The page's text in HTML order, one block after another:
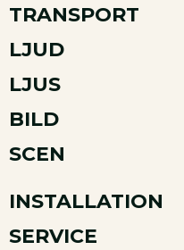
TRANSPORT
LJUD
LJUS
BILD
SCEN
INSTALLATION
SERVICE